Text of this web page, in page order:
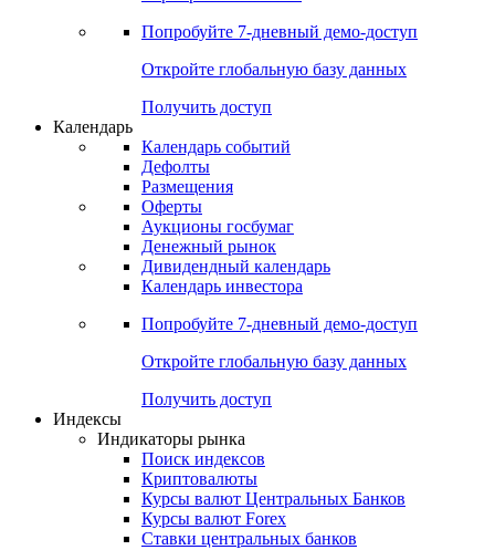
Попробуйте 7-дневный демо-доступ
Откройте глобальную базу данных
Получить доступ
Календарь
Календарь событий
Дефолты
Размещения
Оферты
Аукционы госбумаг
Денежный рынок
Дивидендный календарь
Календарь инвестора
Попробуйте 7-дневный демо-доступ
Откройте глобальную базу данных
Получить доступ
Индексы
Индикаторы рынка
Поиск индексов
Криптовалюты
Курсы валют Центральных Банков
Курсы валют Forex
Ставки центральных банков